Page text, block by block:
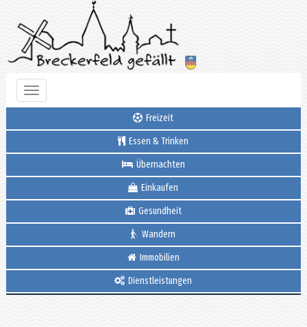
Toggle
navigation
Freizeit
Essen & Trinken
Übernachten
Einkaufen
Gesundheit
Wandern
Immobilien
Dienstleistungen